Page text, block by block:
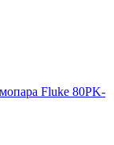
Fluke 80PK-